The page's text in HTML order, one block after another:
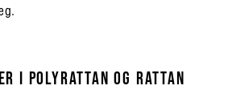
I POLYRATTAN OG RATTAN